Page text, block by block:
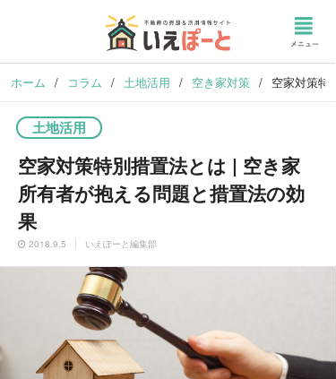
ホーム / コラム / 土地活用 / 空き家対策 / 空家対策特
土地活用
空家対策特別措置法とは | 空き家
所有者が抱える問題と措置法の効
果
2018.9.5 いえぽーと編集部